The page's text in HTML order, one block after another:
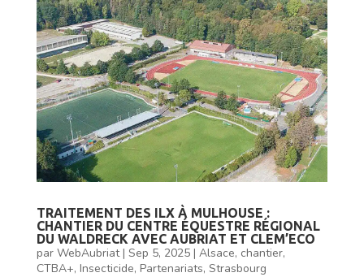
TRAITEMENT DES ILX À MULHOUSE :
CHANTIER DU CENTRE ÉQUESTRE RÉGIONAL
DU WALDRECK AVEC AUBRIAT ET CLEM’ECO
par WebAubriat| Sep 5, 2025| Alsace, chantier,
CTBA+, Insecticide, Partenariats, Strasbourg